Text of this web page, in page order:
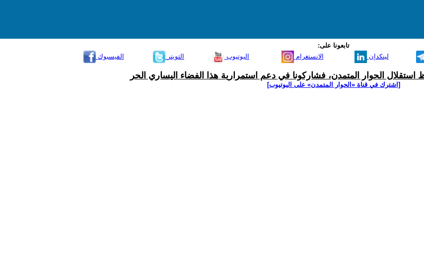
تابعونا على:
الفيسبوك
التويتر اليوتيوب الانستغرام لينكدإن
استقلال الحوار المتمدن، فشاركونا في دعم استمرارية هذا الفضاء اليساري الحر
[اشترك في قناة ‫«الحوار المتمدن» على اليوتيوب]